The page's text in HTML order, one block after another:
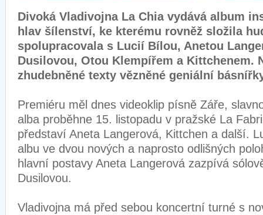
Divoká Vladivojna La Chia vydává album
hlav šílenství, ke kterému rovněž složila
spolupracovala s Lucií Bílou, Anetou
Dusilovou, Otou Klempířem a Kittchenem.
zhudebněné texty vězněné geniální
Premiéru měl dnes videoklip písně Záře,
alba proběhne 15. listopadu v pražské La
představí Aneta Langerová, Kittchen a další.
albu ve dvou nových a naprosto odlišných
hlavní postavy Aneta Langerová zazpívá
Dusilovou.
Vladivojna má před sebou koncertní turné s